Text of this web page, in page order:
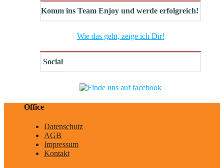
Komm ins Team Enjoy und werde erfolgreich!
Wie das geht, zeige ich Dir!
Social
Office
Datenschutz
AGB
Impressum
Kontakt